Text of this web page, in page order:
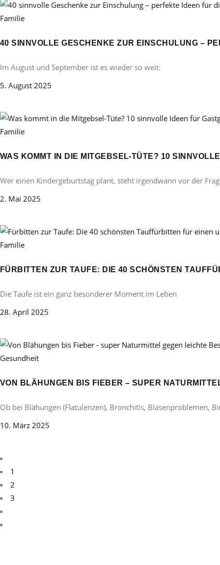
Familie
40 SINNVOLLE GESCHENKE ZUR EINSCHULUNG –
Im August und September ist es wieder so weit:
5. August 2025
Familie
WAS KOMMT IN DIE MITGEBSEL-TÜTE? 10
Wer einen Kindergeburtstag plant, steht irgendwann vor der
2. Mai 2025
Familie
FÜRBITTEN ZUR TAUFE: DIE 40 SCHÖNSTEN
Die Taufe ist ein ganz besonderer Moment im Leben
28. April 2025
Gesundheit
VON BLÄHUNGEN BIS FIEBER – SUPER
Ob bei Blähungen (Flatulenzen), Bronchitis, Blasenproblemen,
10. März 2025
1
2
3